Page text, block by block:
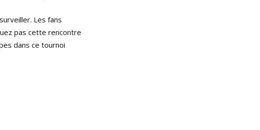
Les fans
pas cette rencontre
dans ce tournoi